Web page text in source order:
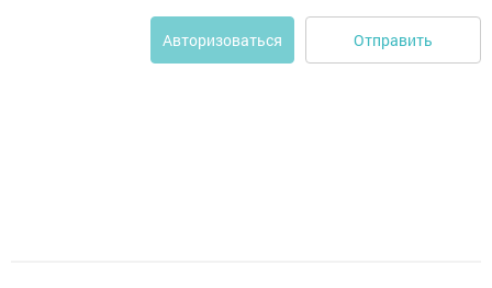
Авторизоваться Отправить